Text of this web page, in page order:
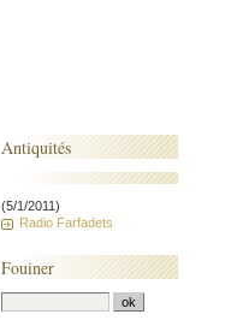
Antiquités
(5/1/2011)
Radio Farfadets
Fouiner